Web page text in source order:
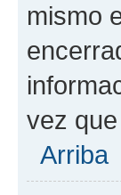
mismo
vez
Arriba